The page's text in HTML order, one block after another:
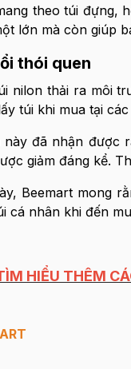
theo túi đựng,
lớn mà còn giúp
thói quen
nilon thải ra môi
túi khi mua tại các
đã nhận được
giảm đáng kể.
Beemart mong
cá nhân khi đến
HIỂU THÊM